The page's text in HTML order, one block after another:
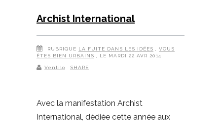
Archist International
RUBRIQUE LA FUITE DANS LES IDÉES
VOUS
ÊTES BIEN URBAINS
, LE MARDI 22 AVR 2014
Ventilo SHARE
Avec la manifestation Archist
International, dédiée cette année aux